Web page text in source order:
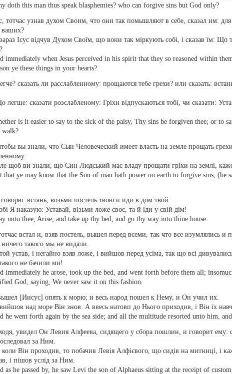
doth this man thus speak blasphemies? who can forgive sins but God only?
тотчас узнав духом Своим, что они так помышляют в себе, сказал им:
ваших?
Ісус відчув Духом Своїм, що вони так міркують собі, і сказав їм: Що
immediately when Jesus perceived in his spirit that they so reasoned within
ye these things in your hearts?
сказать ли расслабленному: прощаются тебе грехи? или сказать:
сказати розслабленому: Гріхи відпускаються тобі, чи сказати:
is it easier to say to the sick of the palsy, Thy sins be forgiven thee; or to
walk?
вы знали, что Сын Человеческий имеет власть на земле прощать
щоб ви знали, що Син Людський має владу прощати гріхи на землі,
that ye may know that the Son of man hath power on earth to forgive sins, (he
говорю: встань, возьми постель твою и иди в дом твой.
Я наказую: Уставай, візьми ложе своє, та й іди у свій дім!
unto thee, Arise, and take up thy bed, and go thy way into thine house.
встал и, взяв постель, вышел перед всеми, так что все изумлялись и
ничего такого мы не видали.
устав, і негайно взяв ложе, і вийшов перед усіма, так що всі
не бачили ми!
immediately he arose, took up the bed, and went forth before them all;
God, saying, We never saw it on this fashion.
[Иисус] опять к морю; и весь народ пошел к Нему, и Он учил их.
над море Він знов. А ввесь натовп до Нього приходив, і Він їх
he went forth again by the sea side; and all the multitude resorted unto him,
увидел Он Левия Алфеева, сидящего у сбора пошлин, и говорит
за Ним.
Він проходив, то побачив Левія Алфієвого, що сидів на митниці, і
і пішов услід за Ним.
as he passed by, he saw Levi the son of Alphaeus sitting at the receipt of